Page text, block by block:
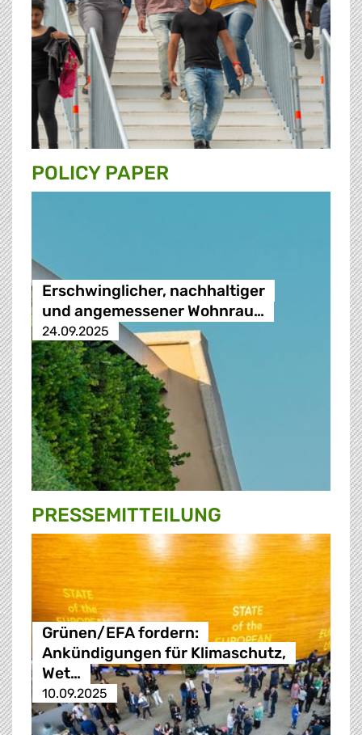
POLICY PAPER
Erschwinglicher, nachhaltiger
und angemessener Wohnrau…
24.09.2025
PRESSE­MITTEILUNG
Grünen/EFA fordern:
Ankündigungen für Klimaschutz,
Wet…
10.09.2025